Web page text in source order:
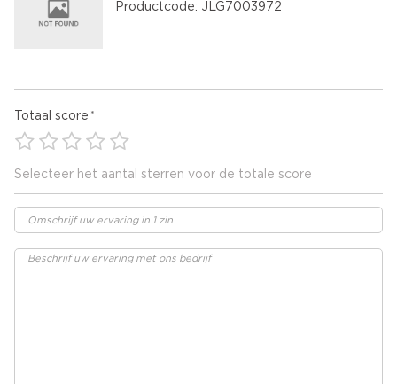
Productcode: JLG7003972
Totaal score
Selecteer het aantal sterren voor de totale score